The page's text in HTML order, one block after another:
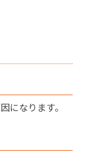
になります。